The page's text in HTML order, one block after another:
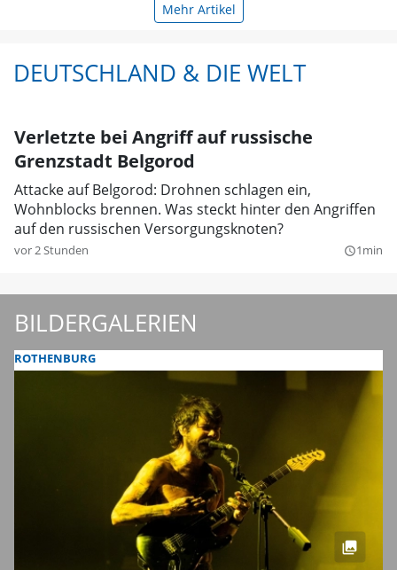
Mehr Artikel
DEUTSCHLAND & DIE WELT
Verletzte bei Angriff auf russische
Grenzstadt Belgorod
Attacke auf Belgorod: Drohnen schlagen ein,
Wohnblocks brennen. Was steckt hinter den Angriffen
auf den russischen Versorgungsknoten?
vor 2 Stunden query_builder1min
BILDERGALERIEN
ROTHENBURG